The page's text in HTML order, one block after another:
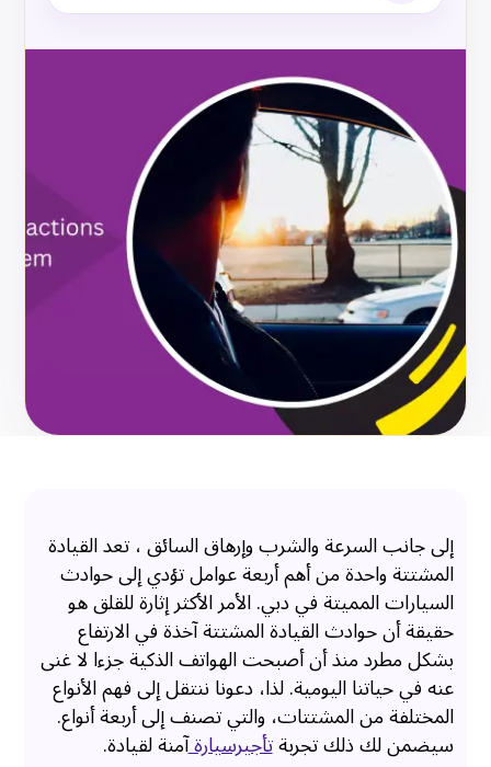
إلى جانب السرعة والشرب وإرهاق السائق ، تعد القيادة
المشتتة واحدة من أهم أربعة عوامل تؤدي إلى حوادث
السيارات المميتة في دبي. الأمر الأكثر إثارة للقلق هو
حقيقة أن حوادث القيادة المشتتة آخذة في الارتفاع
بشكل مطرد منذ أن أصبحت الهواتف الذكية جزءا لا غنى
عنه في حياتنا اليومية. لذا، دعونا ننتقل إلى فهم الأنواع
المختلفة من المشتتات، والتي تصنف إلى أربعة أنواع.
سيضمن لك ذلك تجربةتأجيرسيارةآمنة لقيادة.